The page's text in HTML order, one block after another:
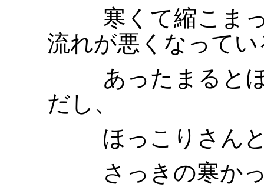
寒くて縮こまっ
流れが悪くなって
あったまるとほ
だし、
ほっこりさんと
さっきの寒かっ